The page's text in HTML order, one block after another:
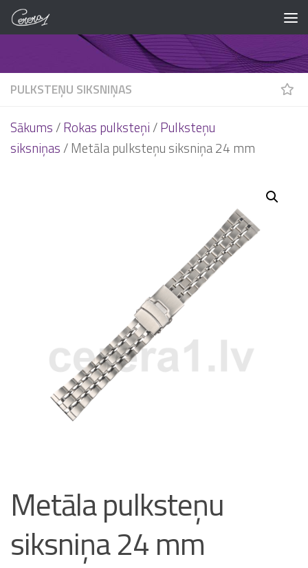
Skip to content
PULKSTEŅU SIKSNIŅAS
Sākums/Rokas pulksteņi/Pulksteņu
siksniņas/ Metāla pulksteņu siksniņa 24 mm
Metāla pulksteņu
siksniņa 24 mm